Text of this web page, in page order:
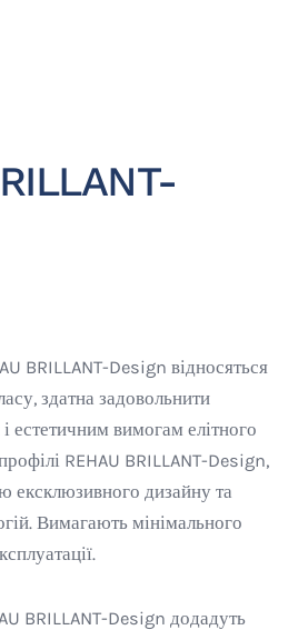
BRILLANT-Design відносяться
здатна задовольнити
естетичним вимогам елітного
REHAU BRILLANT-Design,
ексклюзивного дизайну та
Вимагають мінімального
BRILLANT-Design додадуть